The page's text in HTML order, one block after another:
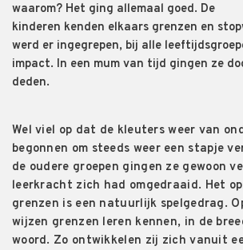
waarom? Het ging allemaal goed. De
kinderen kenden elkaars grenzen en
werd er ingegrepen, bij alle
impact. In een mum van tijd gingen ze
deden.
Wel viel op dat de kleuters weer van
begonnen om steeds weer een stapje
de oudere groepen gingen ze gewoon
leerkracht zich had omgedraaid. Het
grenzen is een natuurlijk spelgedrag.
wijzen grenzen leren kennen, in de
woord. Zo ontwikkelen zij zich vanuit